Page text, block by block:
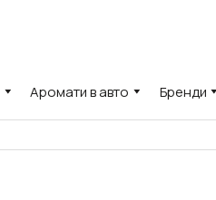
Аромати в авто Бренди